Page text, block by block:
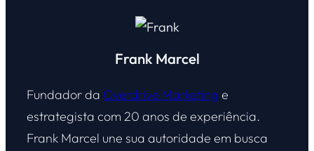
Frank Marcel
Fundador da Overdrive Marketing e
estrategista com 20 anos de experiência.
Frank Marcel une sua autoridade em busca